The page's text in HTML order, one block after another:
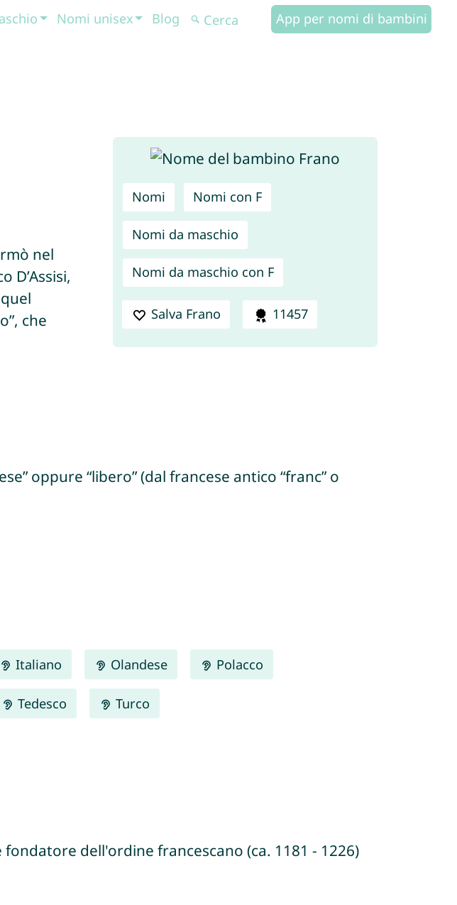
Nomi unisex Blog App per nomi di bambini
Nomi Nomi con F
Nomi da maschio
Nomi da maschio con F
Salva Frano 11457
nel
D’Assisi,
che
oppure “libero” (dal francese antico “franc” o
Italiano Olandese Polacco
Tedesco Turco
dell'ordine francescano (ca. 1181 - 1226)